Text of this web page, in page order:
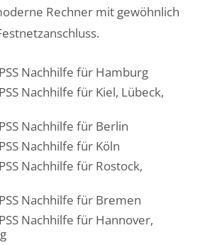
Rechner mit gewöhnlich
Nachhilfe für Hamburg
Nachhilfe für Kiel, Lübeck,
Nachhilfe für Berlin
Nachhilfe für Köln
Nachhilfe für Rostock,
Nachhilfe für Bremen
Nachhilfe für Hannover,